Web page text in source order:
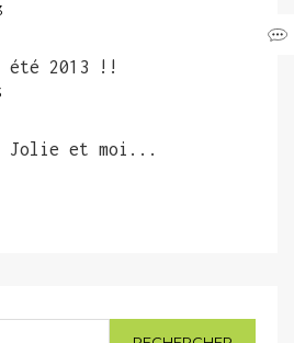
été 2013 !!
Jolie et moi...